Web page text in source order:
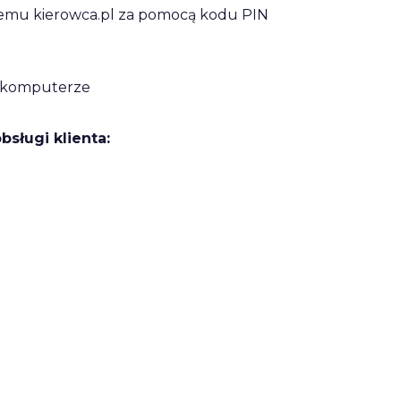
kierowca.pl za pomocą kodu PIN
klienta: